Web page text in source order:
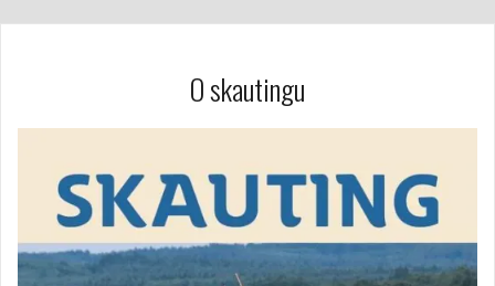
O skautingu